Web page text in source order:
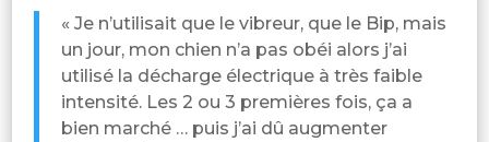
« Je n’utilisait que le vibreur, que le Bip, mais
un jour, mon chien n’a pas obéi alors j’ai
utilisé la décharge électrique à très faible
intensité. Les 2 ou 3 premières fois, ça a
bien marché … puis j’ai dû augmenter